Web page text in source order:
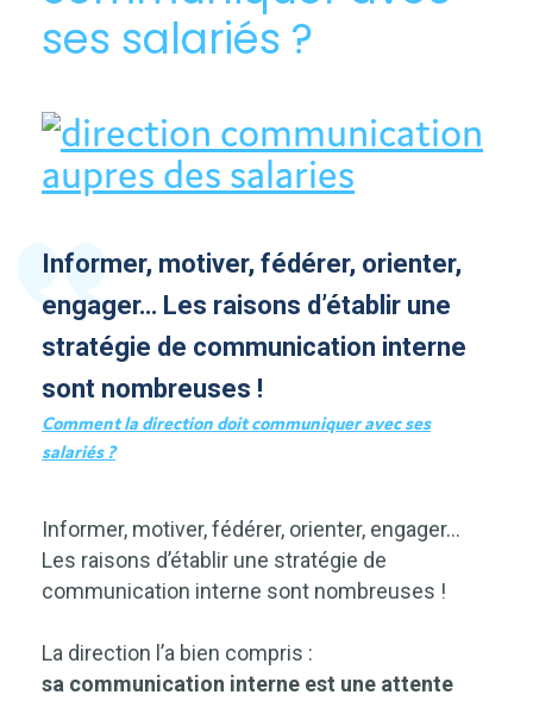
ses salariés ?
Informer, motiver, fédérer, orienter,
engager… Les raisons d’établir une
stratégie de communication interne
sont nombreuses !
Comment la direction doit communiquer avec ses
salariés ?
Informer, motiver, fédérer, orienter, engager…
Les raisons d’établir une stratégie de
communication interne sont nombreuses !
La direction l’a bien compris :
sa communication interne est une attente